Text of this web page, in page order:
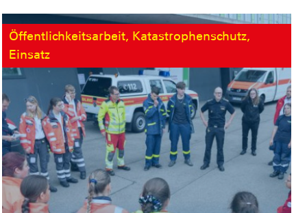
Öffentlichkeitsarbeit, Katastrophenschutz,
Einsatz